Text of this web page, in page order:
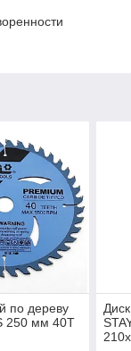
по дереву
250 мм 40T